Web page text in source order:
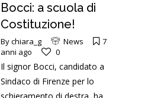
Bocci: a scuola di
Costituzione!
Bychiara_g News
7
anni ago
0
Il signor Bocci, candidato a
Sindaco di Firenze per lo